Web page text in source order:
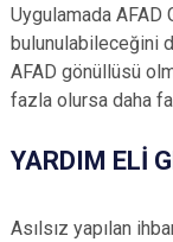
Uygulamada AFAD
bulunulabileceğini
AFAD gönüllüsü
fazla olursa daha
YARDIM ELİ
Asılsız yapılan